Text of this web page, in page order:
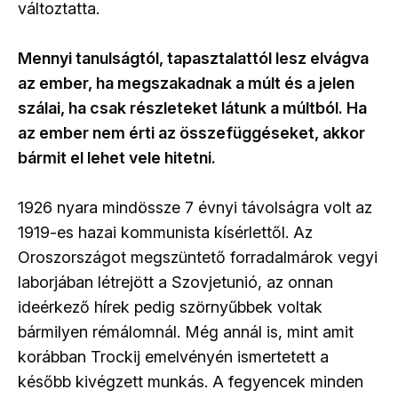
változtatta.
Mennyi tanulságtól, tapasztalattól lesz elvágva
az ember, ha megszakadnak a múlt és a jelen
szálai, ha csak részleteket látunk a múltból. Ha
az ember nem érti az összefüggéseket, akkor
bármit el lehet vele hitetni.
1926 nyara mindössze 7 évnyi távolságra volt az
1919-es hazai kommunista kísérlettől. Az
Oroszországot megszüntető forradalmárok vegyi
laborjában létrejött a Szovjetunió, az onnan
ideérkező hírek pedig szörnyűbbek voltak
bármilyen rémálomnál. Még annál is, mint amit
korábban Trockij emelvényén ismertetett a
később kivégzett munkás. A fegyencek minden